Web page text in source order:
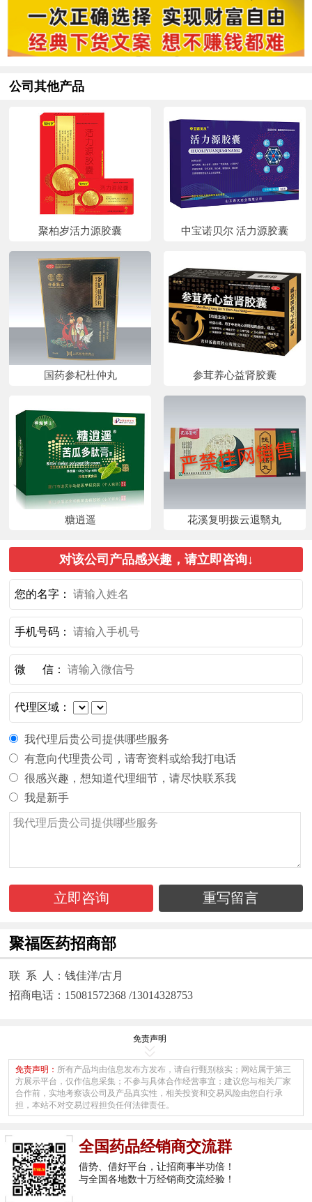
公司其他产品
聚柏岁活力源胶囊 中宝诺贝尔 活力源胶囊
国药参杞杜仲丸 参茸养心益肾胶囊
糖逍遥 花溪复明拨云退翳丸
对该公司产品感兴趣，请立即咨询↓
您的名字：
手机号码：
微 信：
代理区域：
我代理后贵公司提供哪些服务
有意向代理贵公司，请寄资料或给我打电话
很感兴趣，想知道代理细节，请尽快联系我
我是新手
立即咨询 重写留言
聚福医药招商部
联 系 人：钱佳洋/古月
招商电话：15081572368 /13014328753
免责声明
免责声明： 所有产品均由信息发布方发布，请自行甄别核实；网站属于第三
方展示平台，仅作信息采集；不参与具体合作经营事宜；建议您与相关厂家
合作前，实地考察该公司及产品真实性，相关投资和交易风险由您自行承
担，本站不对交易过程担负任何法律责任。
全国药品经销商交流群
借势、借好平台，让招商事半功倍！
与全国各地数十万经销商交流经验！